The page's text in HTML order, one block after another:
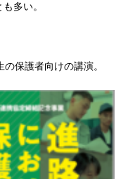
多い。
保護者向けの講演。